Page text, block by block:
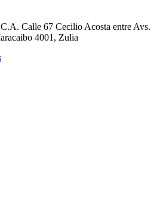
Calle 67 Cecilio Acosta entre Avs.
4001, Zulia